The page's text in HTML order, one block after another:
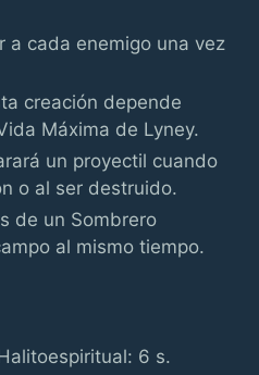
a cada enemigo una vez
creación depende
Máxima de Lyney.
un proyectil cuando
o al ser destruido.
de un Sombrero
al mismo tiempo.
6 s.